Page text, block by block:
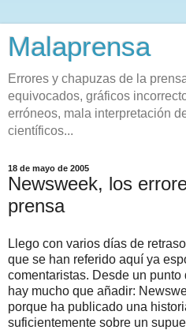
Malaprensa
Errores y chapuzas de la
equivocados, gráficos
erróneos, mala interpretación
científicos...
18 de mayo de 2005
Newsweek, los
prensa
Llego con varios días de
que se han referido aquí ya
comentaristas. Desde un
hay mucho que añadir:
porque ha publicado una
suficientemente sobre un